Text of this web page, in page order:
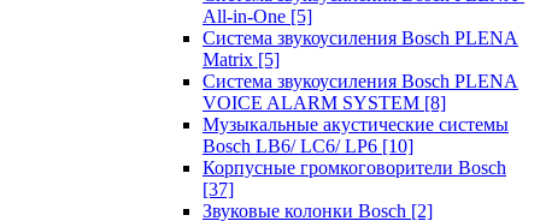
All-in-One [5]
Система звукоусиления Bosch PLENA
Matrix [5]
Система звукоусиления Bosch PLENA
VOICE ALARM SYSTEM [8]
Музыкальные акустические системы
Bosch LB6/ LC6/ LP6 [10]
Корпусные громкоговорители Bosch
[37]
Звуковые колонки Bosch [2]